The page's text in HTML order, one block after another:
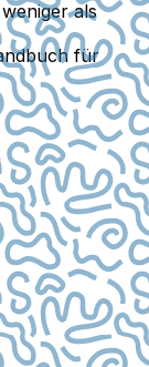
als
für